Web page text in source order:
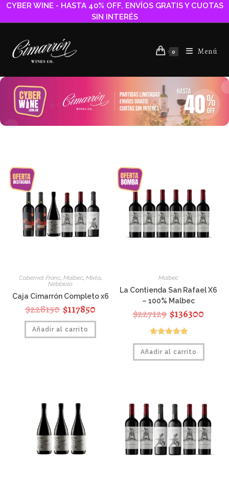
CYBER WINE - HASTA 40% OFF, ENVÍOS GRATIS Y CUOTAS
SIN INTERÉS
0 Menú
Cabernet Franc,Malbec,Mixta,
Nebbiolo
Caja Cimarrón Completo x6
$228150 $117850
Añadir al carrito
Malbec
La Contienda San Rafael X6
– 100% Malbec
$227129 $136300
Valorado con
5.00de 5
Añadir al carrito